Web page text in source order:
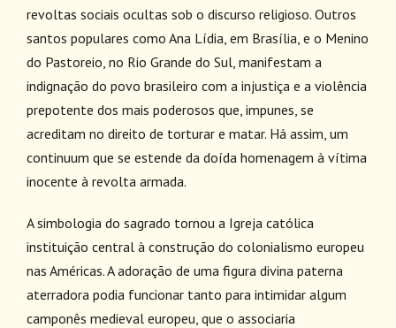
revoltas sociais ocultas sob o discurso religioso. Outros
santos populares como Ana Lídia, em Brasília, e o Menino
do Pastoreio, no Rio Grande do Sul, manifestam a
indignação do povo brasileiro com a injustiça e a violência
prepotente dos mais poderosos que, impunes, se
acreditam no direito de torturar e matar. Há assim, um
continuum que se estende da doída homenagem à vítima
inocente à revolta armada.
A simbologia do sagrado tornou a Igreja católica
instituição central à construção do colonialismo europeu
nas Américas. A adoração de uma figura divina paterna
aterradora podia funcionar tanto para intimidar algum
camponês medieval europeu, que o associaria